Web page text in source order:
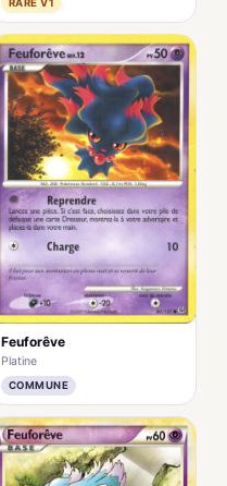
Feuforêve
Platine
COMMUNE